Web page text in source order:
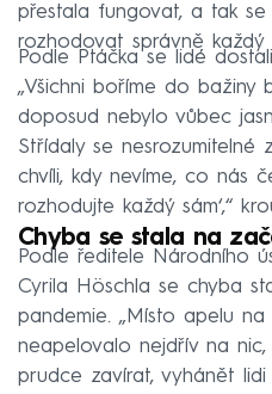
přestala fungovat, a tak
rozhodovat správně každý
Podle Ptáčka se lidé
„Všichni boříme do bažiny
doposud nebylo vůbec
Střídaly se nesrozumitelné
chvíli, kdy nevíme, co nás
rozhodujte každý sám‘,“
Chyba se stala na
Podle ředitele Národního
Cyrila Höschla se chyba
pandemie. „Místo apelu
neapelovalo nejdřív na
prudce zavírat, vyhánět